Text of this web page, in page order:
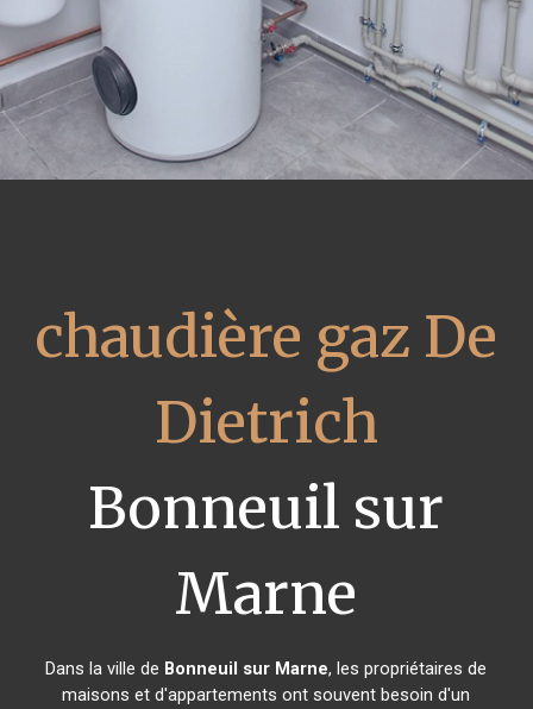
chaudière gaz De
Dietrich
Bonneuil sur
Marne
Dans la ville de Bonneuil sur Marne, les propriétaires de
maisons et d'appartements ont souvent besoin d'un